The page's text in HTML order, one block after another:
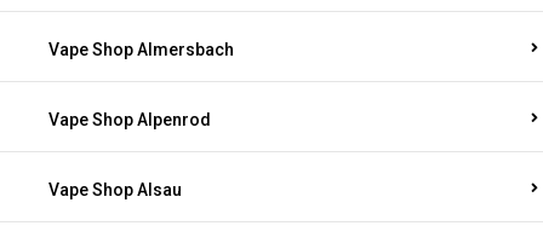
Vape Shop Almersbach
Vape Shop Alpenrod
Vape Shop Alsau